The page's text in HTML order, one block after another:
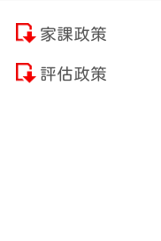
家課政策
評估政策